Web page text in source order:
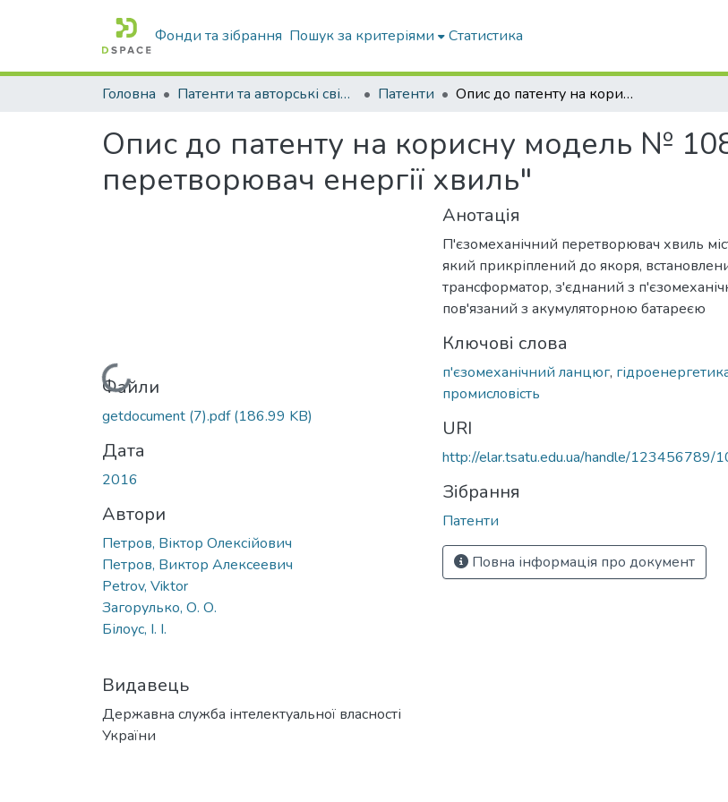
Фонди та зібрання Пошук за критеріями Статистика
Головна Патенти та авторські свідоцтва Патенти Опис до патенту на корисну модель № 108950 "П'єзомеханічний перетворювач енергії хвиль"
Опис до патенту на корисну модель №
перетворювач енергії хвиль"
Вантажиться...
Файли
getdocument (7).pdf(186.99 KB)
Дата
2016
Автори
Петров, Віктор Олексійович
Петров, Виктор Алексеевич
Petrov, Viktor
Загорулько, О. О.
Білоус, І. І.
Видавець
Державна служба інтелектуальної власності
України
Анотація
П'єзомеханічний перетворювач хвиль
який прикріплений до якоря,
трансформатор, з'єднаний з
пов'язаний з акумуляторною батареєю
Ключові слова
п'єзомеханічний ланцюг,
промисловість
URI
http://elar.tsatu.edu.ua/handle/123456789/
Зібрання
Патенти
Повна інформація про документ